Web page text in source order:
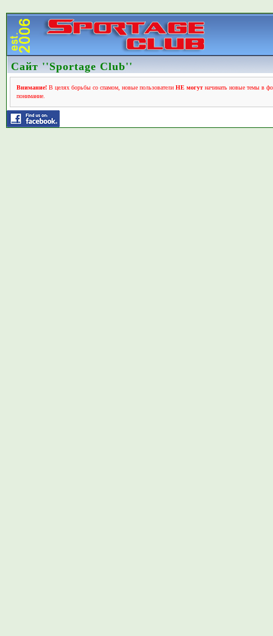
Сайт ''Sportage Club''
Внимание!В целях борьбы со спамом, новые пользователи НЕ могутначинать новые темы в
понимание.